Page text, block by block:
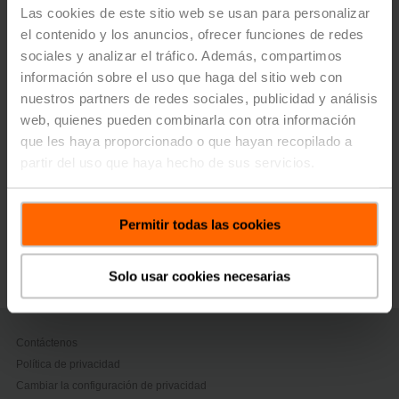
Las cookies de este sitio web se usan para personalizar
el contenido y los anuncios, ofrecer funciones de redes
sociales y analizar el tráfico. Además, compartimos
información sobre el uso que haga del sitio web con
nuestros partners de redes sociales, publicidad y análisis
web, quienes pueden combinarla con otra información
que les haya proporcionado o que hayan recopilado a
partir del uso que haya hecho de sus servicios.
Permitir todas las cookies
Solo usar cookies necesarias
While business performance was strong throughout
market regions, growth in the Americas was
extraordinary with 21.3% in local currencies. The main
reason for this excellent result were the superior lead
times of the Group, which resulted in market share
gains.
link.
Nota de prensa - 19 de enero de 2023,
Gran éxito en 2022 con un crecimiento en
las ventas de dos dígitos (pdf - 126 KB)
Contáctenos
Política de privacidad
Cambiar la configuración de privacidad